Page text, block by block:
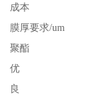
成本
膜厚要求/um
聚酯
优
良